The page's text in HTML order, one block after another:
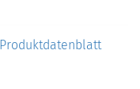
Produktdatenblatt